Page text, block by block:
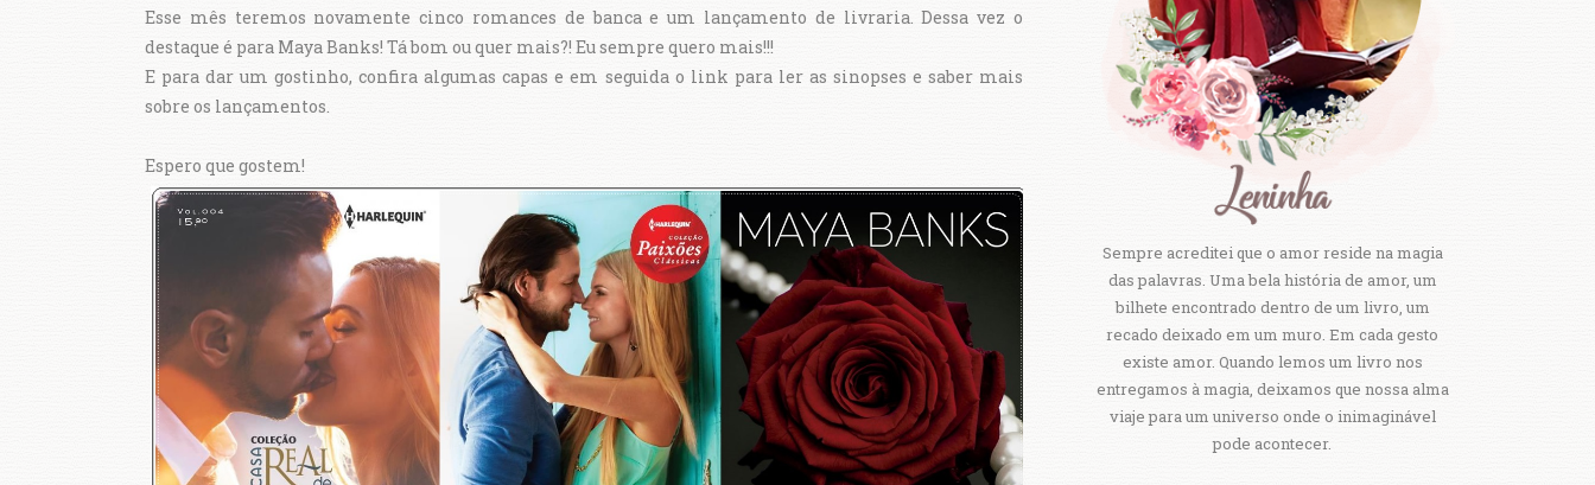
Esse mês teremos novamente cinco romances de banca e um lançamento de livraria. Dessa vez o
destaque é para Maya Banks! Tá bom ou quer mais?! Eu sempre quero mais!!!
E para dar um gostinho, confira algumas capas e em seguida o link para ler as sinopses e saber mais
sobre os lançamentos.
Espero que gostem!
Sempre acreditei que o amor reside na magia
das palavras. Uma bela história de amor, um
bilhete encontrado dentro de um livro, um
recado deixado em um muro. Em cada gesto
existe amor. Quando lemos um livro nos
entregamos à magia, deixamos que nossa alma
viaje para um universo onde o inimaginável
pode acontecer.